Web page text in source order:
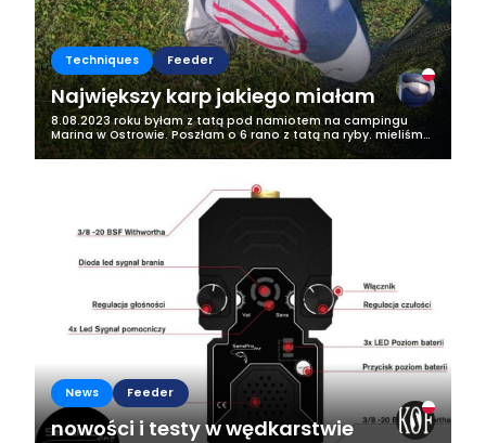
Techniques Feeder
Największy karp jakiego miałam
8.08.2023 roku byłam z tatą pod namiotem na campingu
Marina w Ostrowie. Poszłam o 6 rano z tatą na ryby. mieliśmy
tam 2 wędki na jednej z nich założon była żyłka na rybę 6 kg, a
na drugiej był...
News Feeder
nowości i testy w wędkarstwie